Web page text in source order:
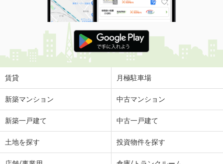
賃貸 月極駐車場
新築マンション 中古マンション
新築一戸建て 中古一戸建て
土地を探す 投資物件を探す